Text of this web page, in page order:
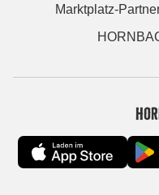
Marktplatz-